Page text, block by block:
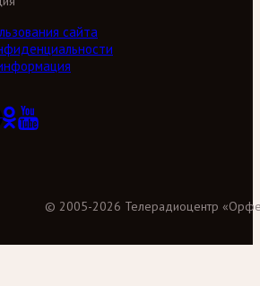
сайта
© 2005-2026 Телерадиоцентр